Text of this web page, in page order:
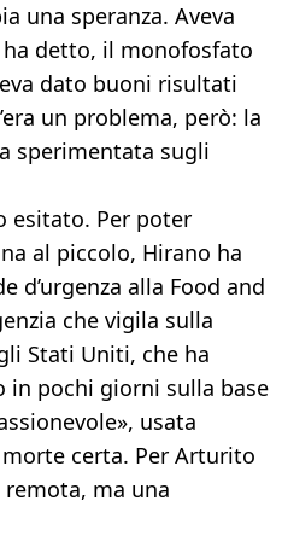
una speranza. Aveva
detto, il monofosfato
dato buoni risultati
un problema, però: la
sperimentata sugli
esitato. Per poter
al piccolo, Hirano ha
d’urgenza alla Food and
che vigila sulla
Stati Uniti, che ha
pochi giorni sulla base
usata
certa. Per Arturito
remota, ma una